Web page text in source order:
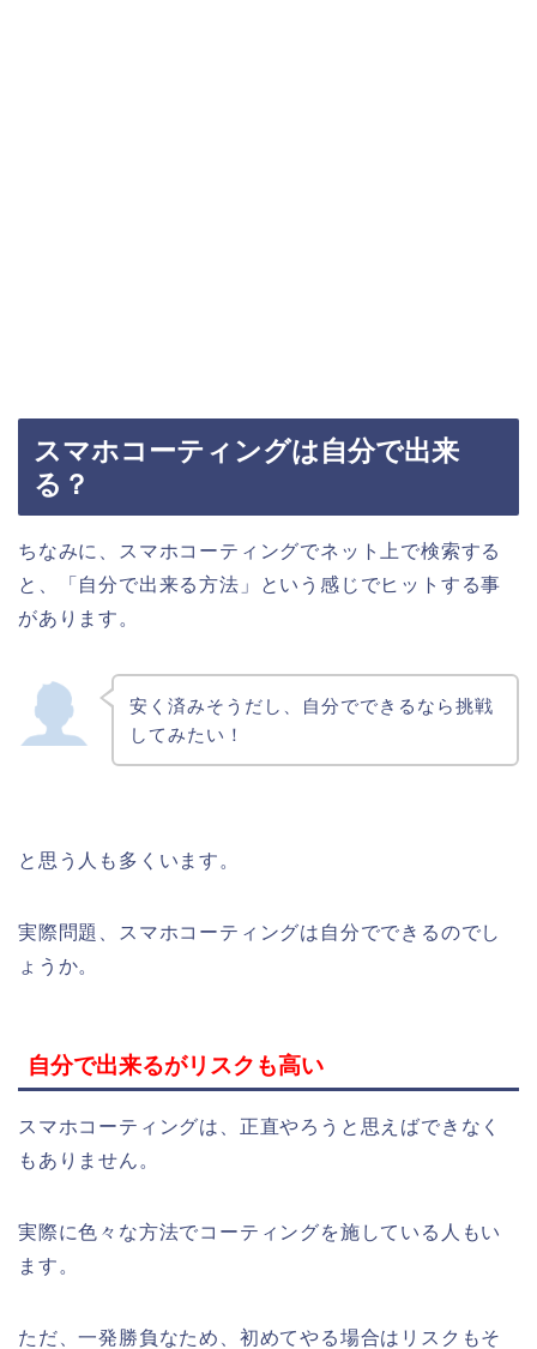
スマホコーティングは自分で出来
る？
ちなみに、スマホコーティングでネット上で検索する
と、「自分で出来る方法」という感じでヒットする事
があります。
安く済みそうだし、自分でできるなら挑戦
してみたい！
と思う人も多くいます。
実際問題、スマホコーティングは自分でできるのでし
ょうか。
自分で出来るがリスクも高い
スマホコーティングは、正直やろうと思えばできなく
もありません。
実際に色々な方法でコーティングを施している人もい
ます。
ただ、一発勝負なため、初めてやる場合はリスクもそ